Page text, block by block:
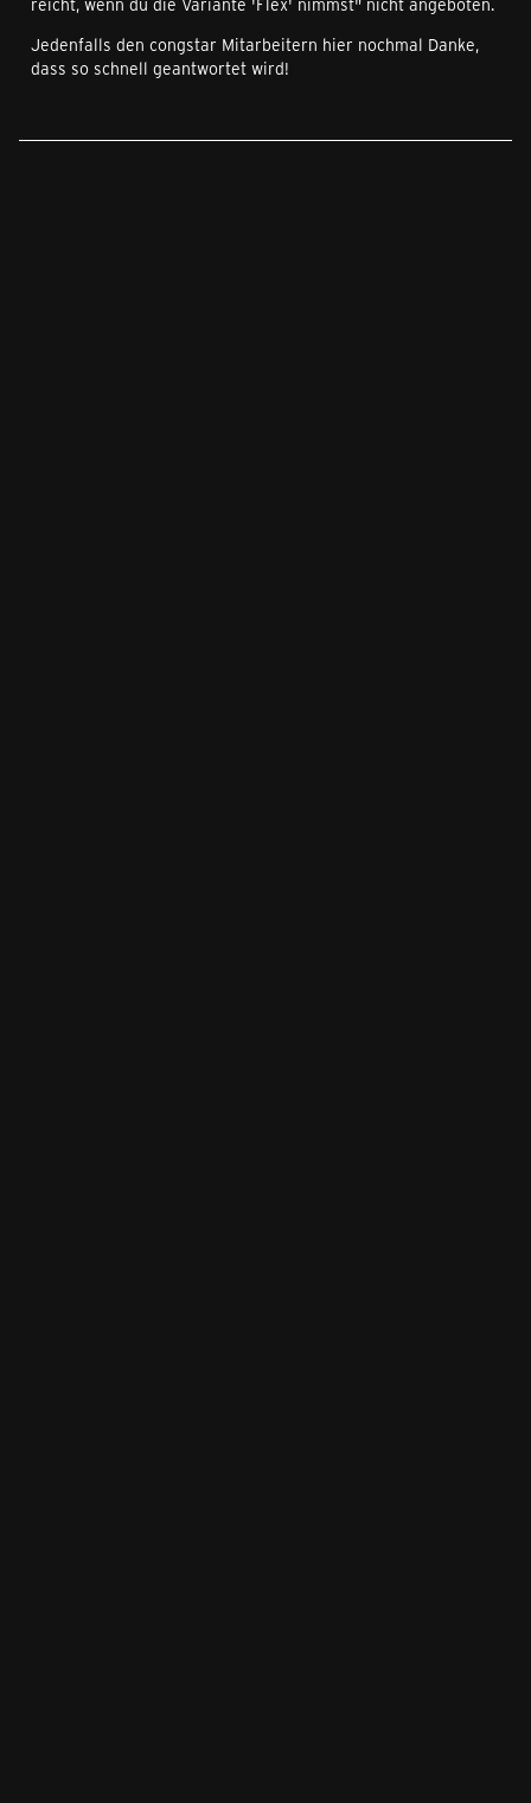
Jedenfalls den congstar Mitarbeitern hier nochmal Danke,
dass so schnell geantwortet wird!